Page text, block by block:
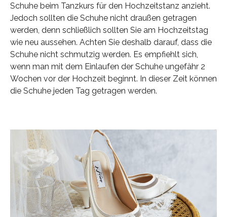
Schuhe beim Tanzkurs für den Hochzeitstanz anzieht.
Jedoch sollten die Schuhe nicht draußen getragen
werden, denn schließlich sollten Sie am Hochzeitstag
wie neu aussehen. Achten Sie deshalb darauf, dass die
Schuhe nicht schmutzig werden. Es empfiehlt sich,
wenn man mit dem Einlaufen der Schuhe ungefähr 2
Wochen vor der Hochzeit beginnt. In dieser Zeit können
die Schuhe jeden Tag getragen werden.